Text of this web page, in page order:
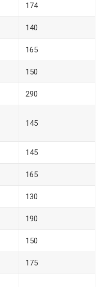
174
140
165
150
290
145
145
165
130
190
150
175